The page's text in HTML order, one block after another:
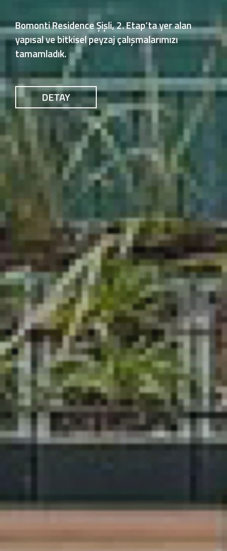
Beykoz / Tokatköy’de yer alan, Emlak Konut
kentsel dönüşüm projesindeki “Yapısal ve
Bitkisel Peyzaj” çalışmalarımızı tamamladık
DETAY